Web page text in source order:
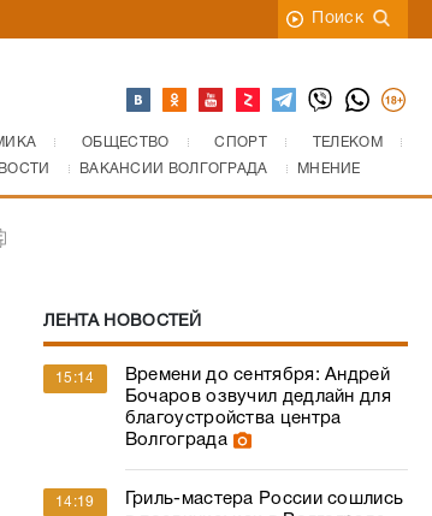
Поиск
ОБЩЕСТВО СПОРТ
ТЕЛЕКОМ
ВАКАНСИИ ВОЛГОГРАДА МНЕНИЕ
ЛЕНТА НОВОСТЕЙ
15:14
Времени до сентября: Андрей
Бочаров озвучил дедлайн для
благоустройства центра
Волгограда
14:19
Гриль-мастера России сошлись